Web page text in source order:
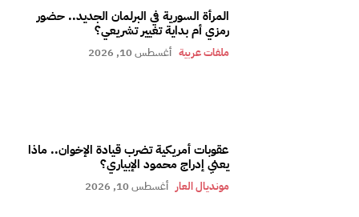
المرأة السورية في البرلمان الجديد.. حضور
رمزي أم بداية تغيير تشريعي؟
ملفات عربية أغسطس 10, 2026
عقوبات أمريكية تضرب قيادة الإخوان.. ماذا
يعني إدراج محمود الإبياري؟
مونديال العار أغسطس 10, 2026